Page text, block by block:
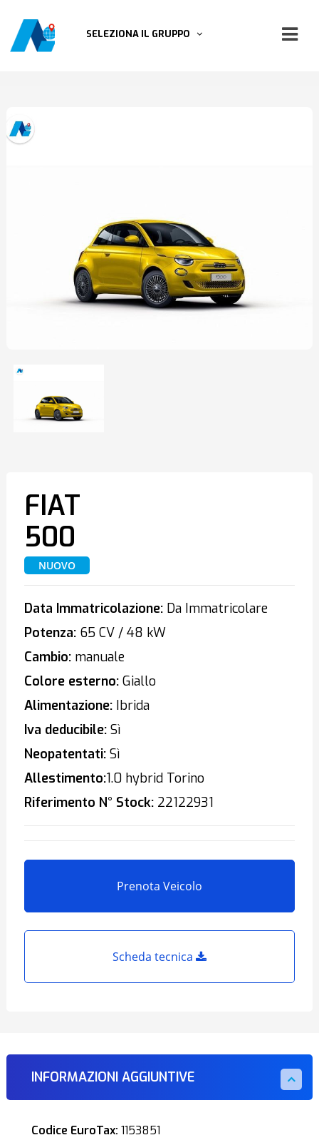
SELEZIONA IL GRUPPO
FIAT
500
NUOVO
Data Immatricolazione:Da Immatricolare
Potenza:65 CV / 48 kW
Cambio:manuale
Colore esterno:Giallo
Alimentazione:Ibrida
Iva deducibile:Sì
Neopatentati:Sì
Allestimento:1.0 hybrid Torino
Riferimento N° Stock:22122931
Prenota Veicolo
Scheda tecnica
INFORMAZIONI AGGIUNTIVE
Codice EuroTax: 1153851